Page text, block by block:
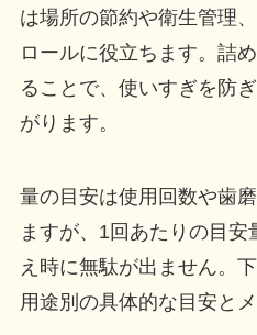
は場所の節約や衛生管理
ロールに役立ちます。詰
ることで、使いすぎを防
がります。
量の目安は使用回数や歯
ますが、1回あたりの目
え時に無駄が出ません。
用途別の具体的な目安と